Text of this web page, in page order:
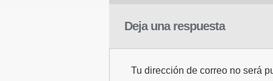
Deja una respuesta
Tu dirección de correo no será